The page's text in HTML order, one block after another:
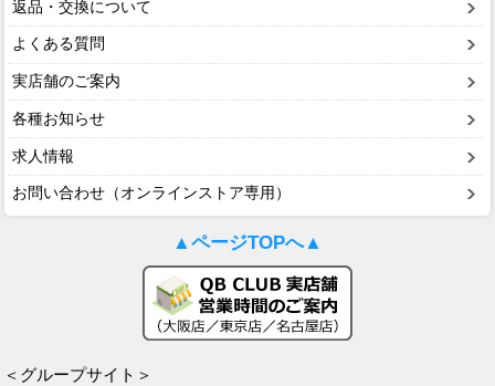
返品・交換について
よくある質問
実店舗のご案内
各種お知らせ
求人情報
お問い合わせ（オンラインストア専用）
▲ページTOPへ▲
＜グループサイト＞